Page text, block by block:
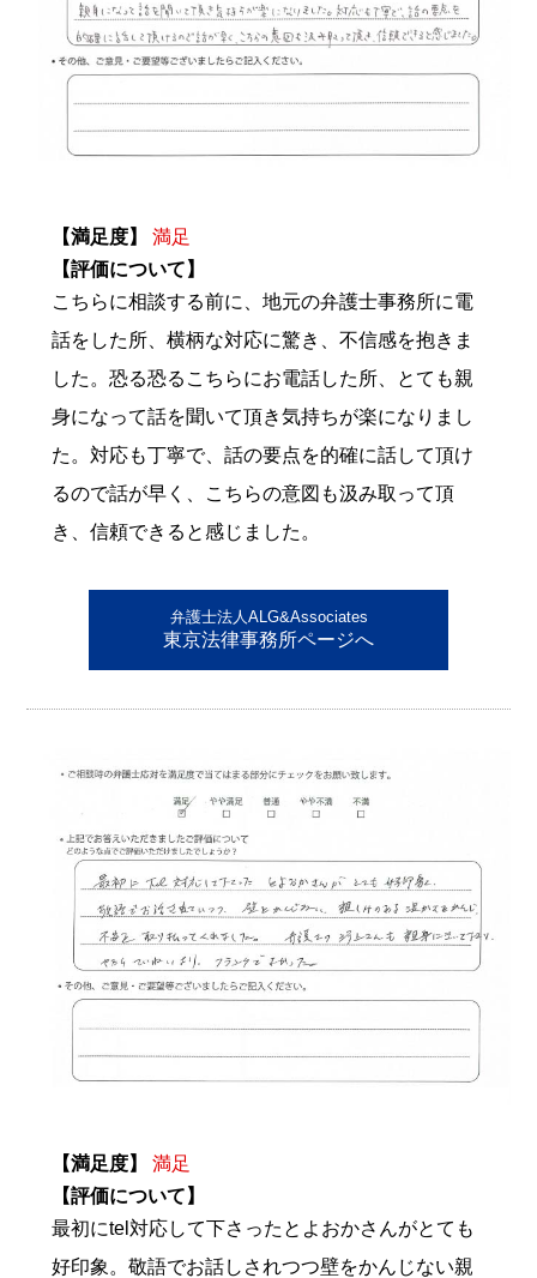
【満足度】
満足
【評価について】
こちらに相談する前に、地元の弁護士事務所に電
話をした所、横柄な対応に驚き、不信感を抱きま
した。恐る恐るこちらにお電話した所、とても親
身になって話を聞いて頂き気持ちが楽になりまし
た。対応も丁寧で、話の要点を的確に話して頂け
るので話が早く、こちらの意図も汲み取って頂
き、信頼できると感じました。
弁護士法人ALG&Associates
東京法律事務所ページへ
【満足度】
満足
【評価について】
最初にtel対応して下さったとよおかさんがとても
好印象。敬語でお話しされつつ壁をかんじない親